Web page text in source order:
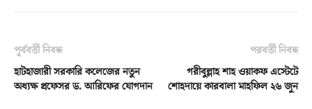
পূর্ববর্তী নিবন্ধ
হাটহাজারী সরকারি কলেজের নতুন
অধ্যক্ষ প্রফেসর ড. আরিফের যোগদান
পরবর্তী নিবন্ধ
গরীবুল্লাহ শাহ ওয়াকফ এস্টেটে
শোহদায়ে কারবালা মাহফিল ২৬ জুন